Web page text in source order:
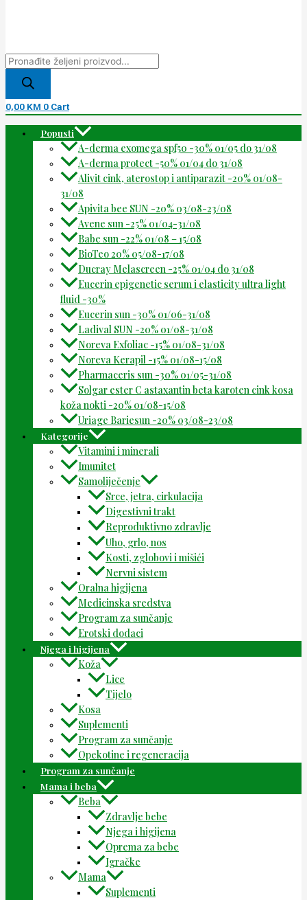
0,00 KM 0 Cart
Popusti
A-derma exomega spf50 -30% 01/05 do 31/08
A-derma protect -50% 01/04 do 31/08
Alivit cink, aterostop i antiparazit -20% 01/08-
31/08
Apivita bee SUN -20% 03/08-23/08
Avene sun -25% 01/04-31/08
Babe sun -22% 01/08 – 15/08
BioTeo 20% 05/08-17/08
Ducray Melascreen -25% 01/04 do 31/08
Eucerin epigenetic serum i elasticity ultra light
fluid -30%
Eucerin sun -30% 01/06-31/08
Ladival SUN -20% 01/08-31/08
Noreva Exfoliac -15% 01/08-31/08
Noreva Kerapil -15% 01/08-15/08
Pharmaceris sun -30% 01/05-31/08
Solgar ester C astaxantin beta karoten cink kosa
koža nokti -20% 01/08-15/08
Uriage Bariesun -20% 03/08-23/08
Kategorije
Vitamini i minerali
Imunitet
Samoliječenje
Srce, jetra, cirkulacija
Digestivni trakt
Reproduktivno zdravlje
Uho, grlo, nos
Kosti, zglobovi i mišići
Nervni sistem
Oralna higijena
Medicinska sredstva
Program za sunčanje
Erotski dodaci
Njega i higijena
Koža
Lice
Tijelo
Kosa
Suplementi
Program za sunčanje
Opekotine i regeneracija
Program za sunčanje
Mama i beba
Beba
Zdravlje bebe
Njega i higijena
Oprema za bebe
Igračke
Mama
Suplementi